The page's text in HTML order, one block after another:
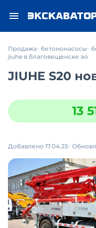
Продажа бетононасосы
jiuhe в благовещенске ао
JIUHE S20
13
Добавлено 17.04.25